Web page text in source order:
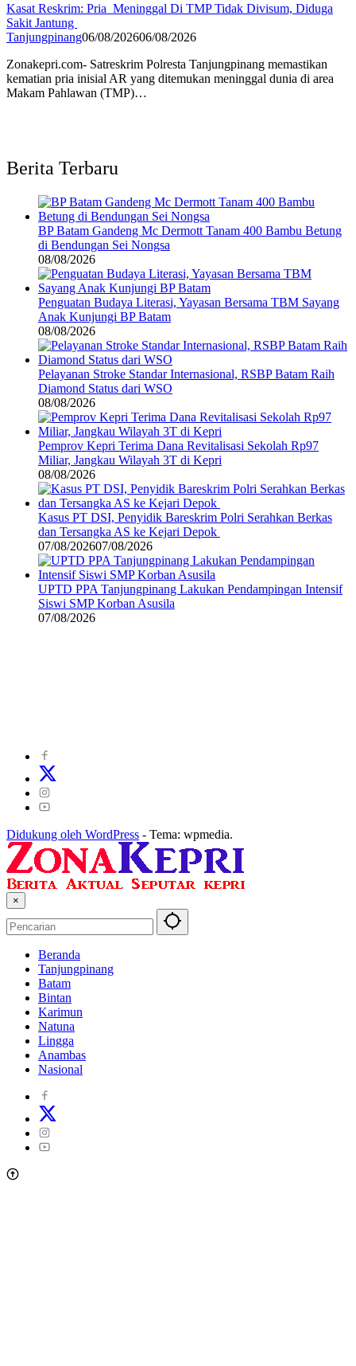
Kasat Reskrim: Pria Meninggal Di TMP Tidak Divisum, Diduga
Sakit Jantung
Tanjungpinang06/08/202606/08/2026
Zonakepri.com- Satreskrim Polresta Tanjungpinang memastikan
kematian pria inisial AR yang ditemukan meninggal dunia di area
Makam Pahlawan (TMP)…
Berita Terbaru
BP Batam Gandeng Mc Dermott Tanam 400 Bambu Betung
di Bendungan Sei Nongsa
08/08/2026
Penguatan Budaya Literasi, Yayasan Bersama TBM Sayang
Anak Kunjungi BP Batam
08/08/2026
Pelayanan Stroke Standar Internasional, RSBP Batam Raih
Diamond Status dari WSO
08/08/2026
Pemprov Kepri Terima Dana Revitalisasi Sekolah Rp97
Miliar, Jangkau Wilayah 3T di Kepri
08/08/2026
Kasus PT DSI, Penyidik Bareskrim Polri Serahkan Berkas
dan Tersangka AS ke Kejari Depok
07/08/202607/08/2026
UPTD PPA Tanjungpinang Lakukan Pendampingan Intensif
Siswi SMP Korban Asusila
07/08/2026
Didukung oleh WordPress - Tema: wpmedia.
×
Beranda
Tanjungpinang
Batam
Bintan
Karimun
Natuna
Lingga
Anambas
Nasional